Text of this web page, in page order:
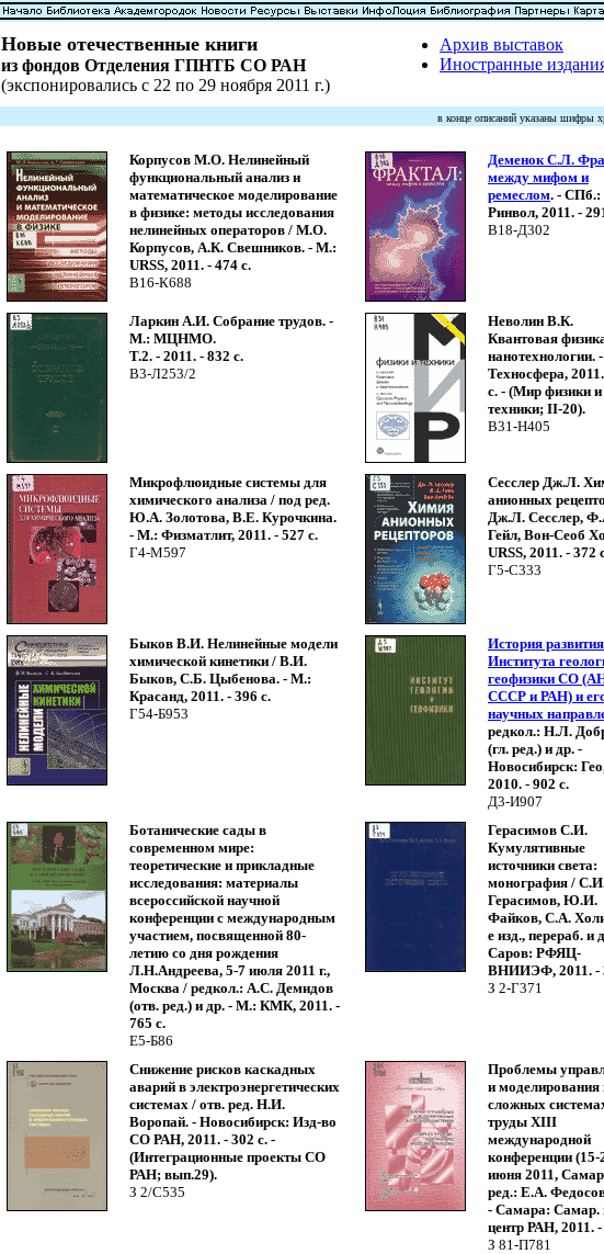
Новые отечественные книги
из фондов Отделения ГПНТБ СО РАН
(экспонировались с 22 по 29 ноября 2011 г.)
Архив выставок
Иностранные
в конце описаний указаны шифры
Корпусов М.О. Нелинейный
функциональный анализ и
математическое моделирование
в физике: методы исследования
нелинейных операторов / М.О.
Корпусов, А.К. Свешников. - М.:
URSS, 2011. - 474 с.
В16-К688
Деменок С.Л.
между мифом и
ремеслом. - СПб.:
Ринвол, 2011. -
В18-Д302
Ларкин А.И. Собрание трудов. -
М.: МЦНМО.
Т.2. - 2011. - 832 с.
В3-Л253/2
Неволин В.К.
Квантовая
нанотехнологии.
Техносфера,
с. - (Мир физики и
техники; II-20).
В31-Н405
Микрофлюидные системы для
химического анализа / под ред.
Ю.А. Золотова, В.Е. Курочкина.
- М.: Физматлит, 2011. - 527 с.
Г4-М597
Сесслер Дж.Л.
анионных
Дж.Л. Сесслер,
Гейл, Вон-Сеоб
URSS, 2011. - 372
Г5-С333
Быков В.И. Нелинейные модели
химической кинетики / В.И.
Быков, С.Б. Цыбенова. - М.:
Красанд, 2011. - 396 с.
Г54-Б953
История развития
Института
геофизики СО
СССР и РАН) и
научных
редкол.: Н.Л.
(гл. ред.) и др. -
Новосибирск:
2010. - 902 с.
Д3-И907
Ботанические сады в
современном мире:
теоретические и прикладные
исследования: материалы
всероссийской научной
конференции с международным
участием, посвященной 80-
летию со дня рождения
Л.Н.Андреева, 5-7 июля 2011 г.,
Москва / редкол.: А.С. Демидов
(отв. ред.) и др. - М.: КМК, 2011. -
765 с.
Е5-Б86
Герасимов С.И.
Кумулятивные
источники света:
монография /
Герасимов, Ю.И.
Файков, С.А.
е изд., перераб. и
Саров: РФЯЦ-
ВНИИЭФ, 2011. -
З 2-Г371
Снижение рисков каскадных
аварий в электроэнергетических
системах / отв. ред. Н.И.
Воропай. - Новосибирск: Изд-во
СО РАН, 2011. - 302 с. -
(Интеграционные проекты СО
РАН; вып.29).
З 2/С535
Проблемы
и моделирования
сложных
труды ХIII
международной
конференции (15-
июня 2011,
ред.: Е.А.
- Самара: Самар.
центр РАН, 2011. -
З 81-П781